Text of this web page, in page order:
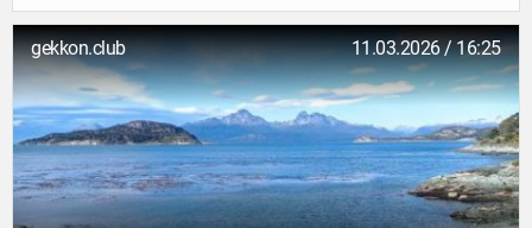
в нашей стране и такие чудеса природы,
которые можно увидеть всего пару недель или
чуть более месяца в году. Цветение маральника
на Алтае, волшебный лёд на Байкале, поля с
бутонами лотосов в дельте Волги,
стремительный ледоход на Лене — об этих и
других коротких, но красочных явлениях России
рассказываем в подборке.
gekkon.club 11.03.2026 / 16:25